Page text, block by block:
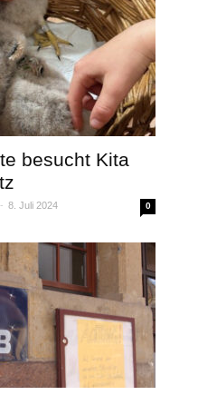
besucht Kita
- 8. Juli 2024 0